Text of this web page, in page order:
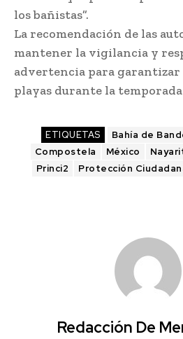
los bañistas”.
La recomendación de las
mantener la vigilancia y
advertencia para garantizar
playas durante la
ETIQUETAS Bahía de
Compostela
México
Princi2
Protección
Redacción De